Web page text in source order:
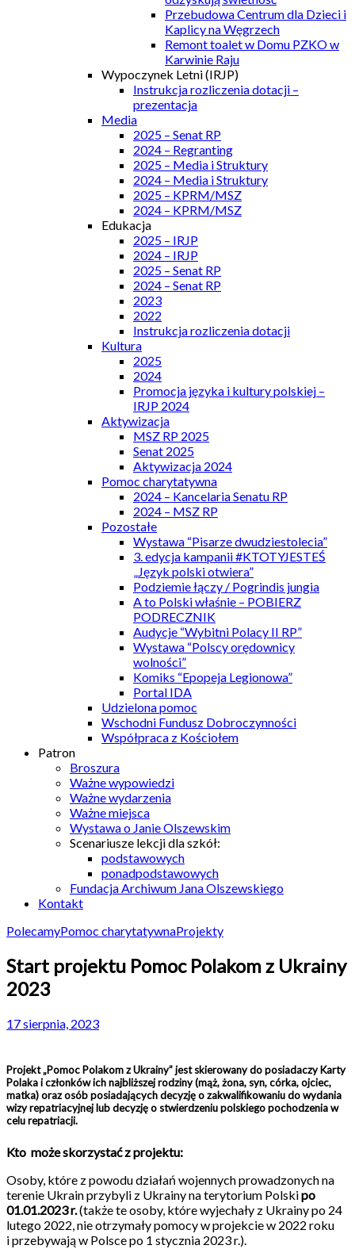
Przebudowa Centrum dla Dzieci i
Kaplicy na Węgrzech
Remont toalet w Domu PZKO w
Karwinie Raju
Wypoczynek Letni (IRJP)
Instrukcja rozliczenia dotacji –
prezentacja
Media
2025 – Senat RP
2024 – Regranting
2025 – Media i Struktury
2024 – Media i Struktury
2025 – KPRM/MSZ
2024 – KPRM/MSZ
Edukacja
2025 – IRJP
2024 – IRJP
2025 – Senat RP
2024 – Senat RP
2023
2022
Instrukcja rozliczenia dotacji
Kultura
2025
2024
Promocja języka i kultury polskiej –
IRJP 2024
Aktywizacja
MSZ RP 2025
Senat 2025
Aktywizacja 2024
Pomoc charytatywna
2024 – Kancelaria Senatu RP
2024 – MSZ RP
Pozostałe
Wystawa “Pisarze dwudziestolecia”
3. edycja kampanii #KTOTYJESTEŚ
„Język polski otwiera”
Podziemie łączy / Pogrindis jungia
A to Polski właśnie – POBIERZ
PODRECZNIK
Audycje “Wybitni Polacy II RP”
Wystawa “Polscy orędownicy
wolności”
Komiks “Epopeja Legionowa”
Portal IDA
Udzielona pomoc
Wschodni Fundusz Dobroczynności
Współpraca z Kościołem
Patron
Broszura
Ważne wypowiedzi
Ważne wydarzenia
Ważne miejsca
Wystawa o Janie Olszewskim
Scenariusze lekcji dla szkół:
podstawowych
ponadpodstawowych
Fundacja Archiwum Jana Olszewskiego
Kontakt
PolecamyPomoc charytatywnaProjekty
Start projektu Pomoc Polakom z Ukrainy
2023
17 sierpnia, 2023
Projekt „Pomoc Polakom z Ukrainy” jest skierowany do posiadaczy Karty
Polaka i członków ich najbliższej rodziny (mąż, żona, syn, córka, ojciec,
matka) oraz osób posiadających decyzję o zakwalifikowaniu do wydania
wizy repatriacyjnej lub decyzję o stwierdzeniu polskiego pochodzenia w
celu repatriacji.
Kto może skorzystać z projektu:
Osoby, które z powodu działań wojennych prowadzonych na
terenie Ukrain przybyli z Ukrainy na terytorium Polskipo
01.01.2023 r.(także te osoby, które wyjechały z Ukrainy po 24
lutego 2022, nie otrzymały pomocy w projekcie w 2022 roku
i przebywają w Polsce po 1 stycznia 2023 r.).